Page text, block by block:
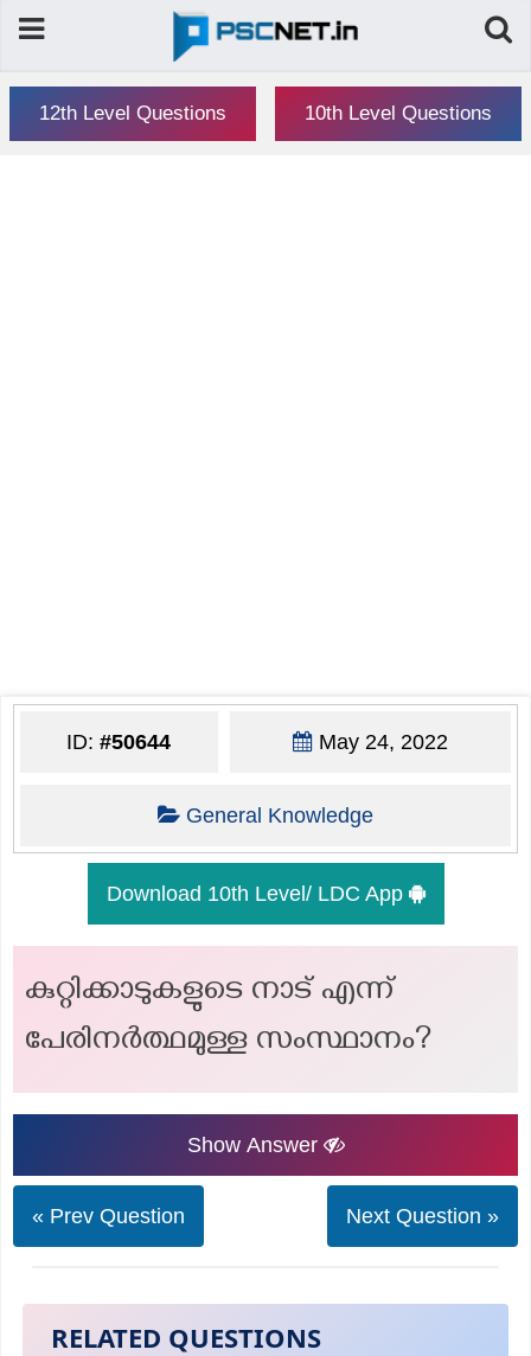
12th Level Questions 10th Level Questions
ID:#50644 May 24, 2022
General Knowledge
Download 10th Level/ LDC App
കുറ്റിക്കാടുകളുടെ നാട് എന്ന്
പേരിനർത്ഥമുള്ള സംസ്ഥാനം?
Show Answer
« Prev Question Next Question »
RELATED QUESTIONS